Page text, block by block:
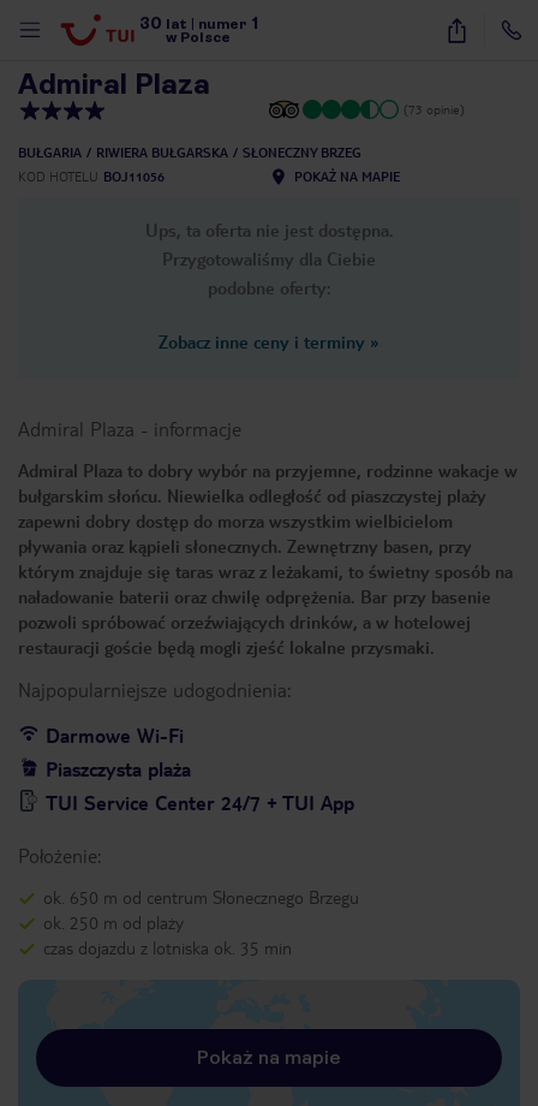
30 lat numer 1
w Polsce
29
Admiral Plaza
(73 opinie)
BUŁGARIA RIWIERA BUŁGARSKA
SŁONECZNY BRZEG
KOD HOTELU BOJ11056 POKAŻ NA MAPIE
Ups, ta oferta nie jest dostępna.
Przygotowaliśmy dla Ciebie
podobne oferty:
Zobacz inne ceny i terminy »
Admiral Plaza - informacje
Admiral Plaza to dobry wybór na przyjemne, rodzinne wakacje w
bułgarskim słońcu. Niewielka odległość od piaszczystej plaży
zapewni dobry dostęp do morza wszystkim wielbicielom
pływania oraz kąpieli słonecznych. Zewnętrzny basen, przy
którym znajduje się taras wraz z leżakami, to świetny sposób na
naładowanie baterii oraz chwilę odprężenia. Bar przy basenie
pozwoli spróbować orzeźwiających drinków, a w hotelowej
restauracji goście będą mogli zjeść lokalne przysmaki.
Najpopularniejsze udogodnienia:
Darmowe Wi-Fi
Piaszczysta plaża
TUI Service Center 24/7 + TUI App
Położenie:
ok. 650 m od centrum Słonecznego Brzegu
ok. 250 m od plaży
czas dojazdu z lotniska ok. 35 min
Pokaż na mapie